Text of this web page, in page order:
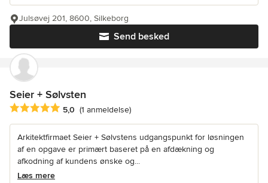
Send besked
Julsøvej 201, 8600, Silkeborg
Seier + Sølvsten
Gennemsnitlig bedømmelse: 5 ud af 5 stjerner
5,0 (1 anmeldelse)
Arkitektfirmaet Seier + Sølvstens udgangspunkt for løsningen
af en opgave er primært baseret på en afdækning og
afkodning af kundens ønske og...
Læs mere